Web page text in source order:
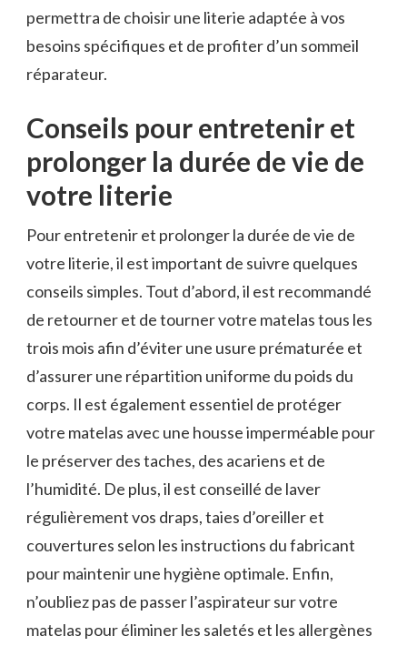
permettra de choisir une literie adaptée à vos
besoins spécifiques et de profiter d’un sommeil
réparateur.
Conseils pour entretenir et
prolonger la durée de vie de
votre literie
Pour entretenir et prolonger la durée de vie de
votre literie, il est important de suivre quelques
conseils simples. Tout d’abord, il est recommandé
de retourner et de tourner votre matelas tous les
trois mois afin d’éviter une usure prématurée et
d’assurer une répartition uniforme du poids du
corps. Il est également essentiel de protéger
votre matelas avec une housse imperméable pour
le préserver des taches, des acariens et de
l’humidité. De plus, il est conseillé de laver
régulièrement vos draps, taies d’oreiller et
couvertures selon les instructions du fabricant
pour maintenir une hygiène optimale. Enfin,
n’oubliez pas de passer l’aspirateur sur votre
matelas pour éliminer les saletés et les allergènes